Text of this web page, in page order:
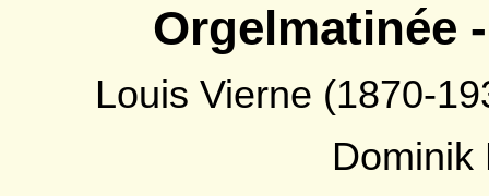
Orgelmatinée
Louis Vierne (1870-
Dominik